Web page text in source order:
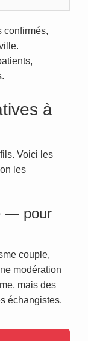
confirmés,
à
Voici les
les
— pour
couple,
modération
mais des
échangistes.